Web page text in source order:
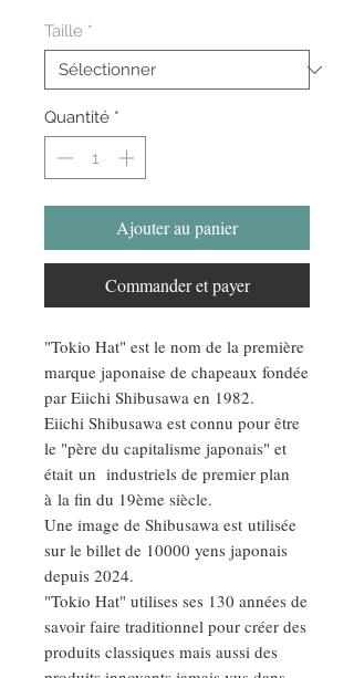
Taille *
Quantité *
Ajouter au panier
Commander et payer
"Tokio Hat" est le nom de la première
marque japonaise de chapeaux fondée
par Eiichi Shibusawa en 1982.
Eiichi Shibusawa est connu pour être
le "père du capitalisme japonais" et
était un industriels de premier plan
à la fin du 19ème siècle.
Une image de Shibusawa est utilisée
sur le billet de 10000 yens japonais
depuis 2024.
"Tokio Hat" utilises ses 130 années de
savoir faire traditionnel pour créer des
produits classiques mais aussi des